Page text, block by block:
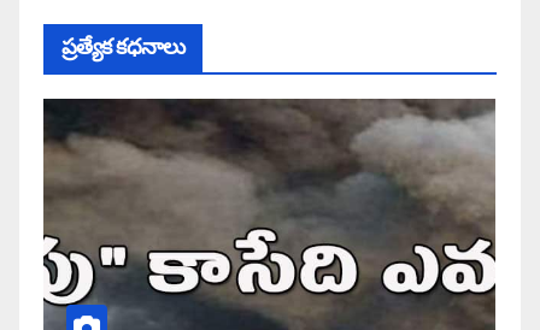
ప్రత్యేక కధనాలు